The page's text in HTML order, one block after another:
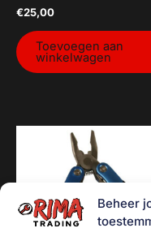
Beheer
€25,00
Toevoegen aan
winkelwagen